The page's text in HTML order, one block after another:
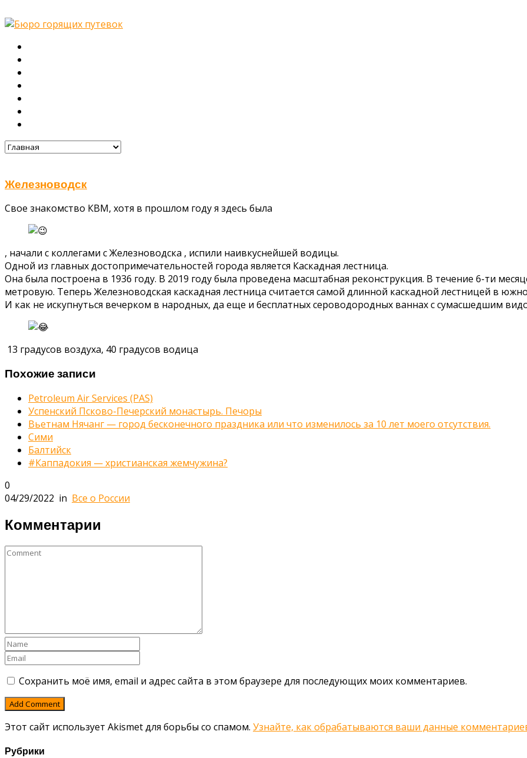
Железноводск
Свое знакомство КВМ, хотя в прошлом году я здесь была
, начали с коллегами с Железноводска , испили наивкуснейшей водицы.
Одной из главных достопримечательностей города является Каскадная лестница.
Она была построена в 1936 году. В 2019 году была проведена масштабная реконструкция. В течение 6-ти
метровую. Теперь Железноводская каскадная лестница считается самой длинной каскадной лестницей в
И как не искупнуться вечерком в народных, да еще и бесплатных сероводородных ваннах с сумасшедшим
13 градусов воздуха, 40 градусов водица
Похожие записи
Petroleum Air Services (РАS)
Успенский Псково-Печерский монастырь. Печоры
Вьетнам Нячанг — город бесконечного праздника или что изменилось за 10 лет моего отсутствия.
Сими
Балтийск
#Каппадокия — христианская жемчужина?
0
04/29/2022 in Все о России
Комментарии
Сохранить моё имя, email и адрес сайта в этом браузере для последующих моих комментариев.
Этот сайт использует Akismet для борьбы со спамом. Узнайте, как обрабатываются ваши данные
Рубрики